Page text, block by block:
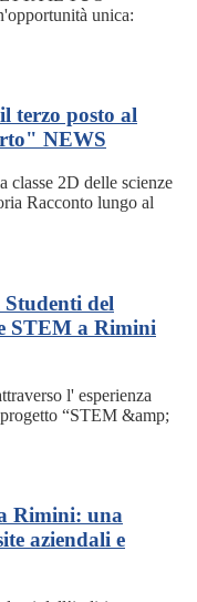
unica:
terzo posto al
NEWS
classe 2D delle scienze
Racconto lungo al
del
STEM a Rimini
l' esperienza
“STEM &amp;
Rimini: una
aziendali e